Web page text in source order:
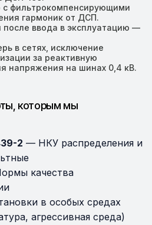
с фильтрокомпенсирующими
гармоник от ДСП.
ввода в эксплуатацию —
в сетях, исключение
за реактивную
напряжения на шинах 0,4 кВ.
которым мы
2 — НКУ распределения и
качества
в особых средах
агрессивная среда)